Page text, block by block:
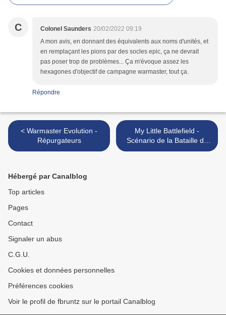
C Colonel Saunders 20/02/2022 09:19
A mon avis, en donnant des équivalents aux noms d'unités, et
en remplaçant les pions par des socles epic, ça ne devrait
pas poser trop de problèmes... Ça m'évoque assez les
hexagones d'objectif de campagne warmaster, tout ça.
Répondre
< Warmaster Evolution -
Répurgateurs
My Little Battlefield -
Scénario de la Bataille de
Wolf 359 >
Hébergé par Canalblog
Top articles
Pages
Contact
Signaler un abus
C.G.U.
Cookies et données personnelles
Préférences cookies
Voir le profil de fbruntz sur le portail Canalblog